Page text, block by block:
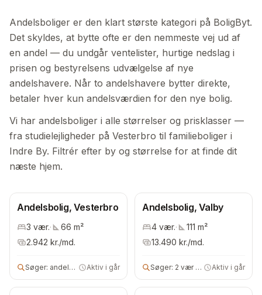
Andelsboliger er den klart største kategori på BoligByt.
Det skyldes, at bytte ofte er den nemmeste vej ud af
en andel — du undgår ventelister, hurtige nedslag i
prisen og bestyrelsens udvælgelse af nye
andelshavere. Når to andelshavere bytter direkte,
betaler hver kun andelsværdien for den nye bolig.
Vi har andelsboliger i alle størrelser og prisklasser —
fra studielejligheder på Vesterbro til familieboliger i
Indre By. Filtrér efter by og størrelse for at finde dit
næste hjem.
Andelsbolig, Vesterbro
3 vær.· 66 m²
2.942 kr./md.
Søger: andelsbolig Aktiv i går
Andelsbolig, Valby
4 vær.· 111 m²
13.490 kr./md.
Søger: 2 vær andels- eller ejerbolig Aktiv i går